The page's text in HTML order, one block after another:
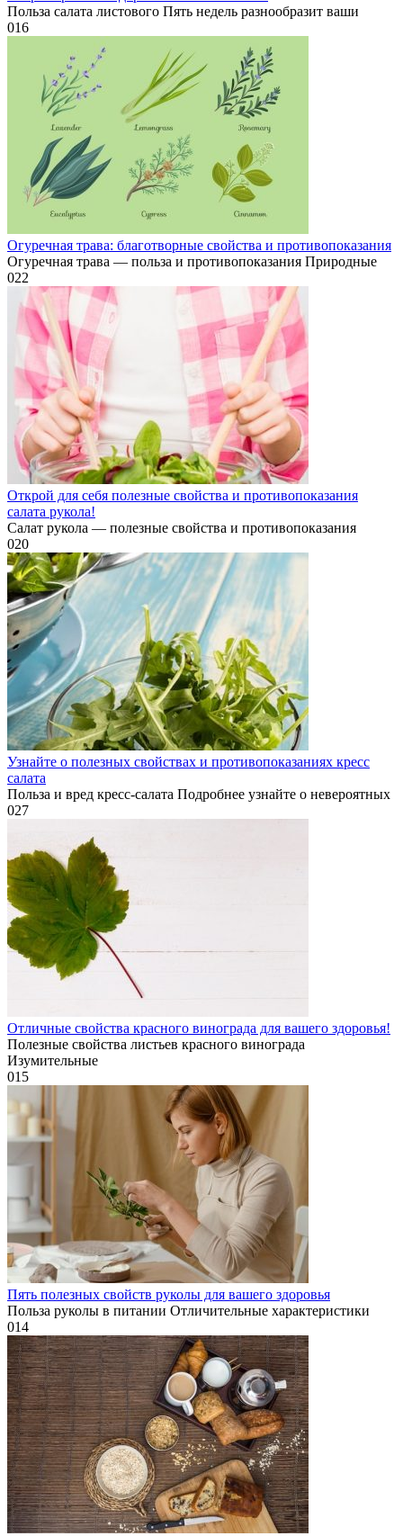
Польза салата листового Пять недель разнообразит ваши
016
Огуречная трава: благотворные свойства и противопоказания
Огуречная трава — польза и противопоказания Природные
022
Открой для себя полезные свойства и противопоказания
салата рукола!
Салат рукола — полезные свойства и противопоказания
020
Узнайте о полезных свойствах и противопоказаниях кресс
салата
Польза и вред кресс-салата Подробнее узнайте о невероятных
027
Отличные свойства красного винограда для вашего здоровья!
Полезные свойства листьев красного винограда
Изумительные
015
Пять полезных свойств руколы для вашего здоровья
Польза руколы в питании Отличительные характеристики
014